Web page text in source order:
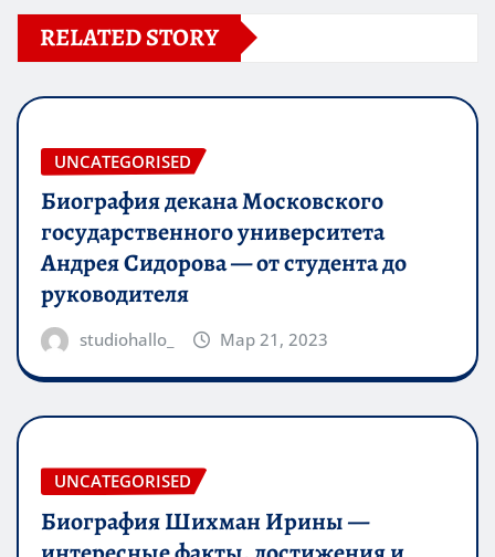
RELATED STORY
UNCATEGORISED
Биография декана Московского
государственного университета
Андрея Сидорова — от студента до
руководителя
studiohallo_ Мар 21, 2023
UNCATEGORISED
Биография Шихман Ирины —